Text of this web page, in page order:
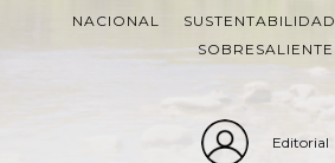
NACIONAL SUSTENTABILIDAD
SOBRESALIENTE
Editorial